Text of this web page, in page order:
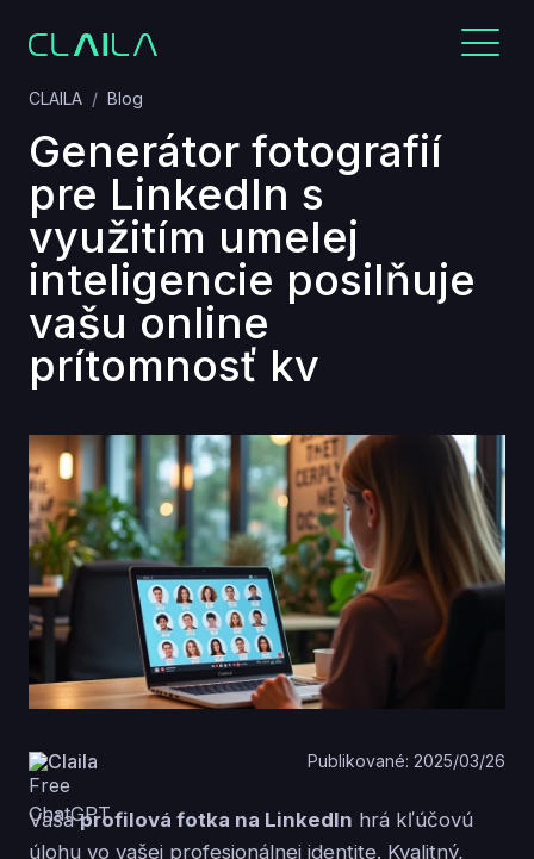
CLAILA Blog
Generátor fotografií
pre LinkedIn s
využitím umelej
inteligencie posilňuje
vašu online
prítomnosť kv
Claila Publikované: 2025/03/26
Vašaprofilová fotka na LinkedIn hrá kľúčovú
úlohu vo vašej profesionálnej identite. Kvalitný,